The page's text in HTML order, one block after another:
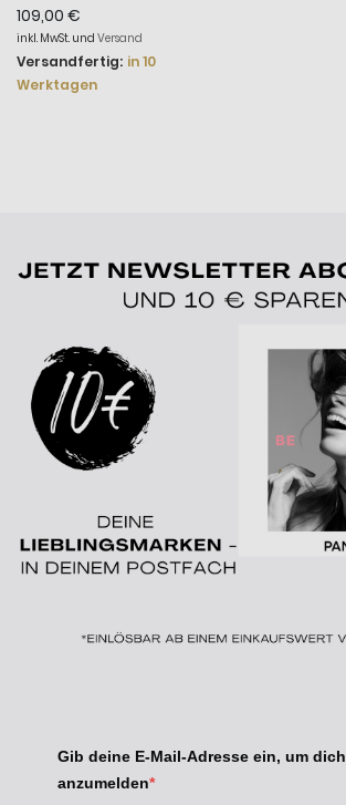
Strahlenkranz Vergoldet
363548C01-45 cm
109,00 €
inkl. MwSt. und Versand
Versandfertig: in 10
Werktagen
Gib deine E-Mail-Adresse ein, um dich
anzumelden